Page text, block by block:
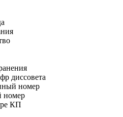
диссовета
номер
номер
КП